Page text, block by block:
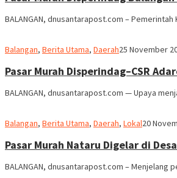
BALANGAN, dnusantarapost.com –
Balangan, Berita Utama, DaerahM.
25 November
Pasar Murah Disperindag–CSR
BALANGAN, dnusantarapost.com — Upaya
Balangan, Berita Utama, Daerah, LokalM.
20
Pasar Murah Nataru Digelar di
BALANGAN, dnusantarapost.com – Menjelang